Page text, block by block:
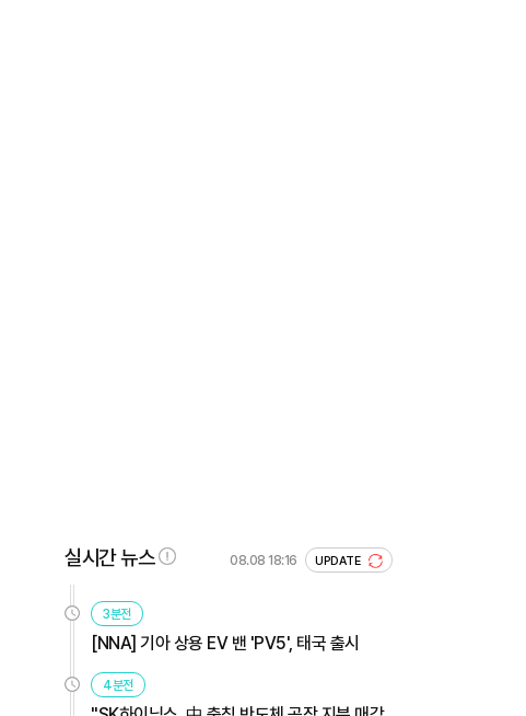
실시간 뉴스 08.08 18:16 UPDATE
3분전
[NNA] 기아 상용 EV 밴 'PV5', 태국 출시
4분전